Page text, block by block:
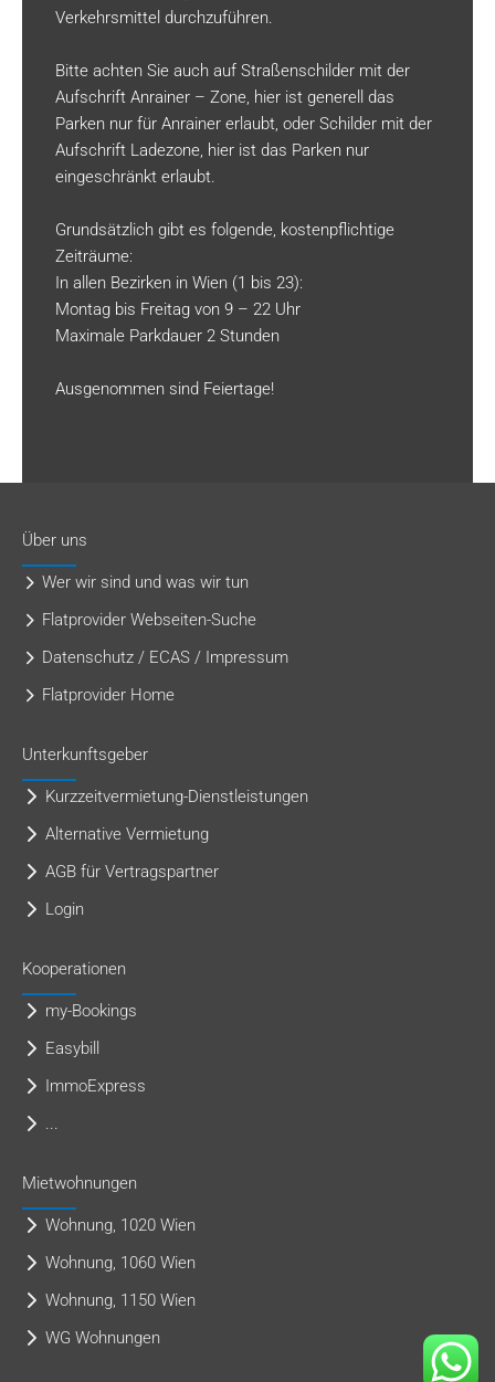
Verkehrsmittel durchzuführen.
Bitte achten Sie auch auf Straßenschilder mit der
Aufschrift Anrainer – Zone, hier ist generell das
Parken nur für Anrainer erlaubt, oder Schilder mit der
Aufschrift Ladezone, hier ist das Parken nur
eingeschränkt erlaubt.
Grundsätzlich gibt es folgende, kostenpflichtige
Zeiträume:
In allen Bezirken in Wien (1 bis 23):
Montag bis Freitag von 9 – 22 Uhr
Maximale Parkdauer 2 Stunden
Ausgenommen sind Feiertage!
Über uns
Wer wir sind und was wir tun
Flatprovider Webseiten-Suche
Datenschutz / ECAS / Impressum
Flatprovider Home
Unterkunftsgeber
Kurzzeitvermietung-Dienstleistungen
Alternative Vermietung
AGB für Vertragspartner
Login
Kooperationen
my-Bookings
Easybill
ImmoExpress
...
Mietwohnungen
Wohnung, 1020 Wien
Wohnung, 1060 Wien
Wohnung, 1150 Wien
WG Wohnungen